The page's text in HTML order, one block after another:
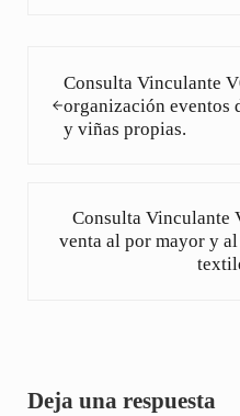
Consulta Vinculante
organización eventos
y viñas propias.
Consulta Vinculante
venta al por mayor y
Deja una respuesta